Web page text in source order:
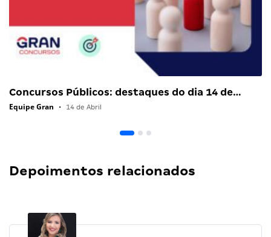
Concursos Públicos: destaques do dia 14 de…
Equipe Gran • 14 de Abril
Depoimentos relacionados